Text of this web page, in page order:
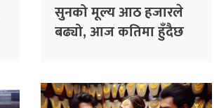
सुनको मूल्य आठ हजारले
बढ्यो, आज कतिमा हुँदैछ